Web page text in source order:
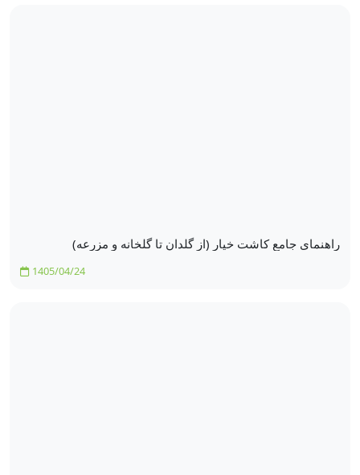
راهنمای جامع کاشت خیار (از گلدان تا گلخانه و مزرعه)
1405/04/24